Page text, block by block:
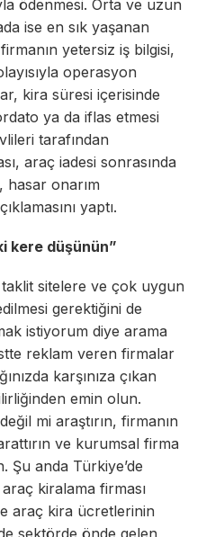
ödenmesi. Orta ve uzun
ise en sık yaşanan
yetersiz iş bilgisi,
operasyon
kira süresi içerisinde
ya da iflas etmesi
tarafından
araç iadesi sonrasında
hasar onarım
yaptı.
kere düşünün”
taklit sitelere ve çok uygun
gerektiğini de
istiyorum diye arama
reklam veren firmalar
karşınıza çıkan
emin olun.
mi araştırın, firmanın
ve kurumsal firma
Şu anda Türkiye’de
kiralama firması
araç kira ücretlerinin
sektörde önde gelen